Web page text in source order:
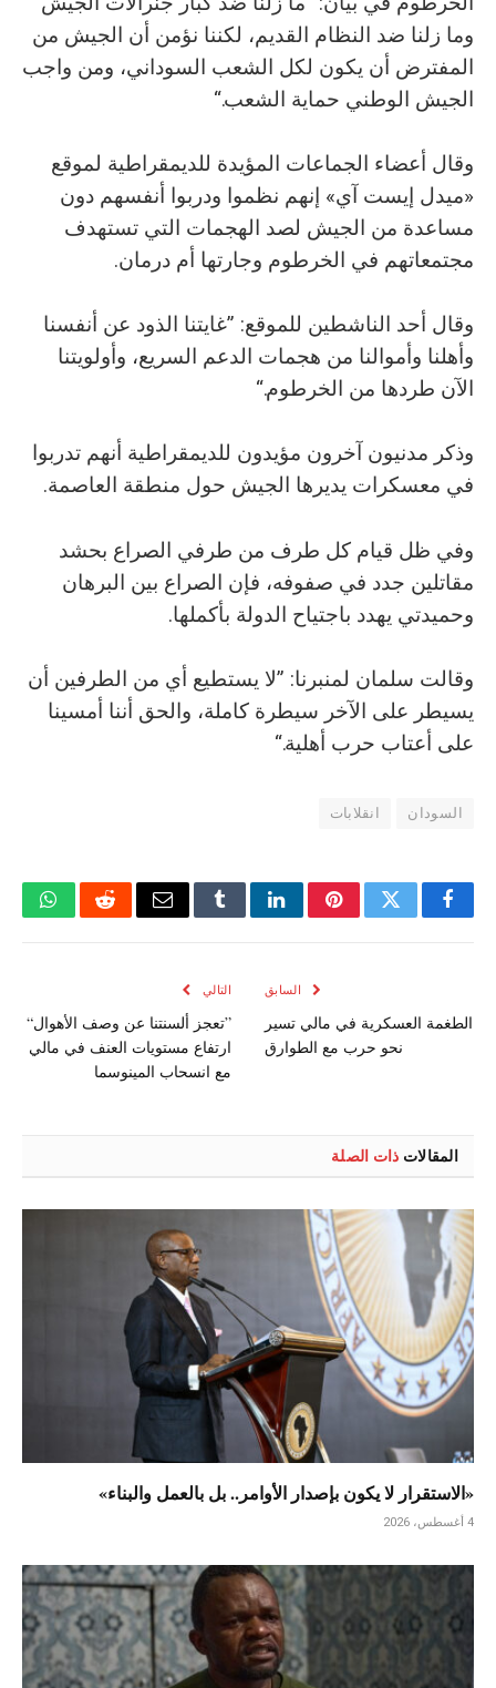
وما زلنا ضد النظام القديم، لكننا نؤمن أن الجيش من
المفترض أن يكون لكل الشعب السوداني، ومن واجب
الجيش الوطني حماية الشعب.“
وقال أعضاء الجماعات المؤيدة للديمقراطية لموقع
«ميدل إيست آي» إنهم نظموا ودربوا أنفسهم دون
مساعدة من الجيش لصد الهجمات التي تستهدف
مجتمعاتهم في الخرطوم وجارتها أم درمان.
وقال أحد الناشطين للموقع: ”غايتنا الذود عن أنفسنا
وأهلنا وأموالنا من هجمات الدعم السريع، وأولويتنا
الآن طردها من الخرطوم.“
وذكر مدنيون آخرون مؤيدون للديمقراطية أنهم تدربوا
في معسكرات يديرها الجيش حول منطقة العاصمة.
وفي ظل قيام كل طرف من طرفي الصراع بحشد
مقاتلين جدد في صفوفه، فإن الصراع بين البرهان
وحميدتي يهدد باجتياح الدولة بأكملها.
وقالت سلمان لمنبرنا: ”لا يستطيع أي من الطرفين أن
يسيطر على الآخر سيطرة كاملة، والحق أننا أمسينا
على أعتاب حرب أهلية.“
السودان انقلابات
فيسبوكتويتر بينتيريستلينكدإنTumblrالبريد
رديت
السابق
الطغمة العسكرية في مالي تسير
نحو حرب مع الطوارق
التالي
”تعجز ألسنتنا عن وصف الأهوال“
ارتفاع مستويات العنف في مالي
مع انسحاب المينوسما
المقالات ذات الصلة
«الاستقرار لا يكون بإصدار الأوامر.. بل بالعمل والبناء»
4 أغسطس، 2026